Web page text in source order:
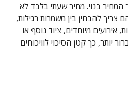
בנוי. מחיר שעתי בלבד לא
צריך להבחין בין משמרות רגילות,
מיוחדים, ציוד נוסף או
יותר, כך קטן הסיכוי לוויכוחים